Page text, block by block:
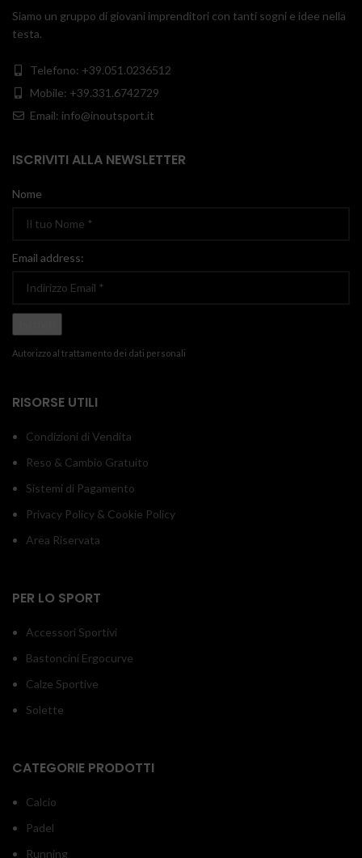
Siamo un gruppo di giovani imprenditori con tanti sogni e idee nella
testa.
Telefono: +39.051.0236512
Mobile: +39.331.6742729
Email: info@inoutsport.it
ISCRIVITI ALLA NEWSLETTER
Nome
Email address:
Autorizzo al trattamento dei dati personali
RISORSE UTILI
Condizioni di Vendita
Reso & Cambio Gratuito
Sistemi di Pagamento
Privacy Policy & Cookie Policy
Area Riservata
PER LO SPORT
Accessori Sportivi
Bastoncini Ergocurve
Calze Sportive
Solette
CATEGORIE PRODOTTI
Calcio
Padel
Running